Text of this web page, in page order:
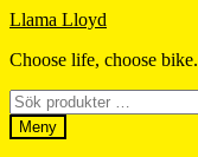
Hoppa
navigering
Hoppa
innehåll
Llama Lloyd
Choose life, choose bike.
Sök
efter:
Meny